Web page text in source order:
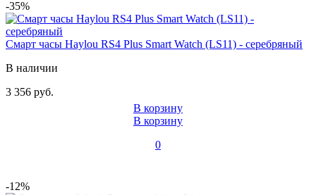
-35%
Смарт часы Haylou RS4 Plus Smart Watch (LS11) - серебряный
В наличии
3 356 руб.
В корзину
В корзину
0
-12%